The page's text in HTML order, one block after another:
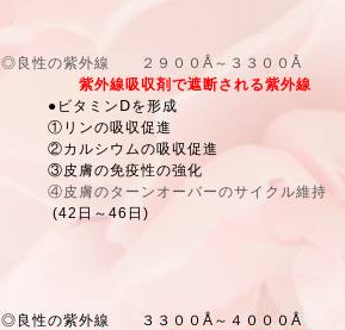
◎良性の紫外線 ２９００Å～３３００Å
紫外線吸収剤で遮断される紫外線
●ビタミンⅮを形成
①リンの吸収促進
②カルシウムの吸収促進
③皮膚の免疫性の強化
④皮膚のターンオーバーのサイクル維持
(42日～46日)
◎良性の紫外線 ３３００Å～４０００Å